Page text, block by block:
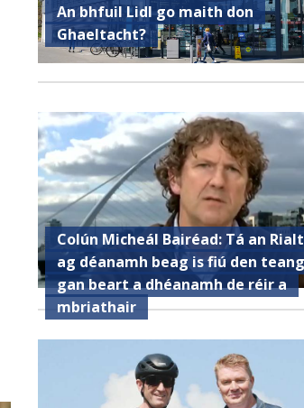
An bhfuil Lidl go maith don
Ghaeltacht?
Colún Micheál Bairéad: Tá an
ag déanamh beag is fiú den
gan beart a dhéanamh de réir a
mbriathair